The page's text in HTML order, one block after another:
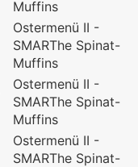
Muffins
Ostermenü II -
SMARThe Spinat-
Muffins
Ostermenü II -
SMARThe Spinat-
Muffins
Ostermenü II -
SMARThe Spinat-